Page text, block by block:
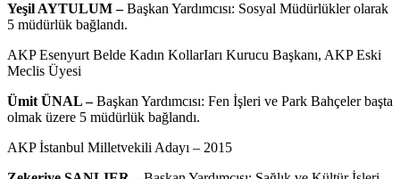
Yeşil AYTULUM –Başkan Yardımcısı: Sosyal Müdürlükler olarak
5 müdürlük bağlandı.
AKP Esenyurt Belde Kadın KollarIarı Kurucu Başkanı, AKP Eski
Meclis Üyesi
Ümit ÜNAL –Başkan Yardımcısı: Fen İşleri ve Park Bahçeler başta
olmak üzere 5 müdürlük bağlandı.
AKP İstanbul Milletvekili Adayı – 2015